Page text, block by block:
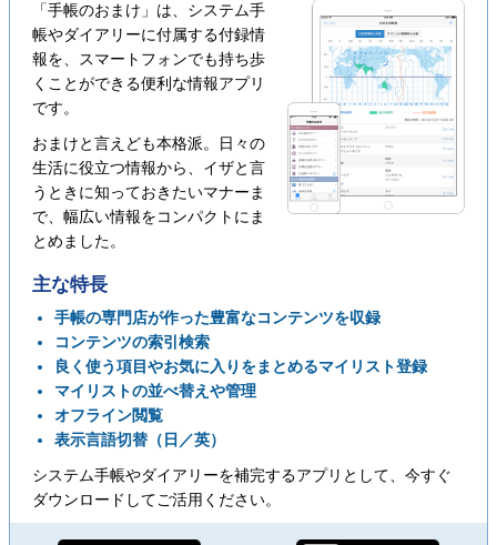
「手帳のおまけ」は、システム手
帳やダイアリーに付属する付録情
報を、スマートフォンでも持ち歩
くことができる便利な情報アプリ
です。
おまけと言えども本格派。日々の
生活に役立つ情報から、イザと言
うときに知っておきたいマナーま
で、幅広い情報をコンパクトにま
とめました。
主な特長
手帳の専門店が作った豊富なコンテンツを収録
コンテンツの索引検索
良く使う項目やお気に入りをまとめるマイリスト登録
マイリストの並べ替えや管理
オフライン閲覧
表示言語切替（日／英）
システム手帳やダイアリーを補完するアプリとして、今すぐ
ダウンロードしてご活用ください。